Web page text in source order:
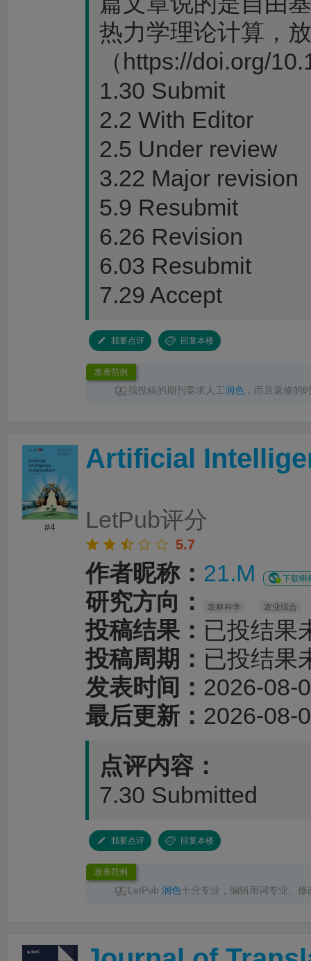
热力学理论计算，
（https://doi.org/
1.30 Submit
2.2 With Editor
2.5 Under review
3.22 Major revision
5.9 Resubmit
6.26 Revision
6.03 Resubmit
7.29 Accept
我要点评 回复本楼
发表范例
我投稿的期刊要求人工润色 ，而且返修的
#4
Artificial
LetPub评分
5.7
作者昵称： 21.M 下载蝌
研究方向： 农林科学 农业综合
投稿结果： 已投结果
投稿周期： 已投结果
发表时间： 2026-08-
最后更新： 2026-08-
点评内容：
7.30 Submitted
我要点评 回复本楼
发表范例
LetPub 润色十分专业，编辑用词专业、修